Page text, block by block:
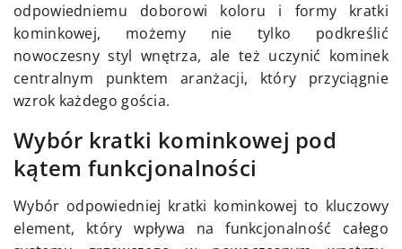
odpowiedniemu doborowi koloru i formy kratki
kominkowej, możemy nie tylko podkreślić
nowoczesny styl wnętrza, ale też uczynić kominek
centralnym punktem aranżacji, który przyciągnie
wzrok każdego gościa.
Wybór kratki kominkowej pod
kątem funkcjonalności
Wybór odpowiedniej kratki kominkowej to kluczowy
element, który wpływa na funkcjonalność całego